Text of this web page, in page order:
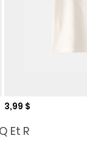
Prix de solde
3,99 $
Et R